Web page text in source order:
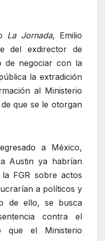
La Jornada, Emilio
del exdirector de
de negociar con la
la extradición
al Ministerio
que se le otorgan
a México,
Austin ya habrían
FGR sobre actos
a políticos y
de ello, se busca
contra el
que el Ministerio